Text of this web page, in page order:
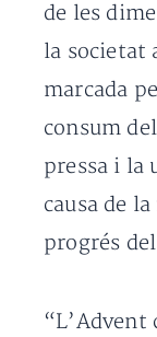
de les
la societat
marcada
consum
pressa i la
causa de
progrés
“L’Advent